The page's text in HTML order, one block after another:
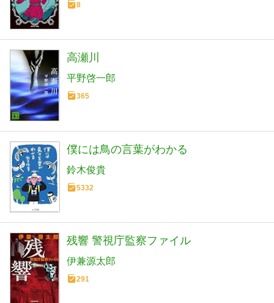
8
高瀬川
平野啓一郎
365
僕には鳥の言葉がわかる
鈴木俊貴
5332
残響 警視庁監察ファイル
伊兼源太郎
291